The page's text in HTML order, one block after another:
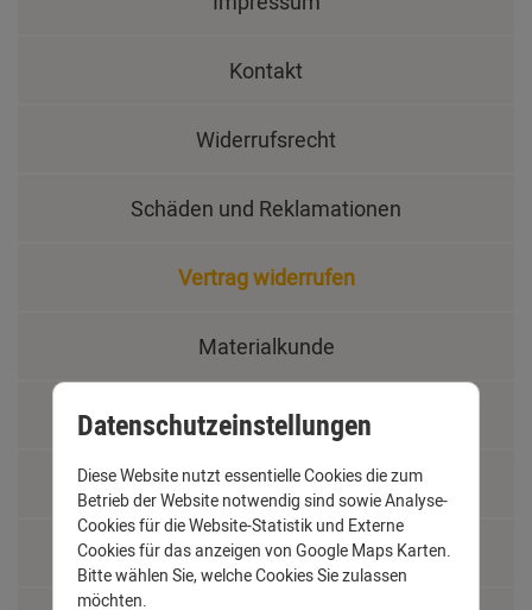
Kontakt
Widerrufsrecht
Schäden und Reklamationen
Vertrag widerrufen
Materialkunde
Fachbegriffe
Jobs
Montage und Installationshilfen
Datenschutzeinstellungen
Diese Website nutzt essentielle Cookies die zum
Betrieb der Website notwendig sind sowie Analyse-
Cookies für die Website-Statistik und Externe
Cookies für das anzeigen von Google Maps Karten.
Bitte wählen Sie, welche Cookies Sie zulassen
möchten.